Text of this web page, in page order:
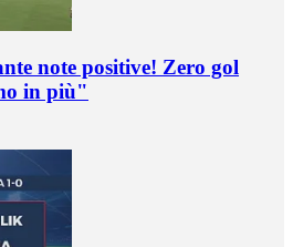
note positive! Zero gol
in più"